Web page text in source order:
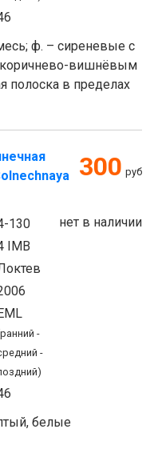
ф. – сиреневые с
коричнево-вишнёвым
полоска в пределах
300 руб
нет в наличии
130
IMB
-
-
белые